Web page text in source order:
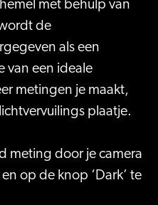
met behulp van
de
als een
van een ideale
metingen je maakt,
plaatje.
meting door je camera
op de knop ‘Dark’ te